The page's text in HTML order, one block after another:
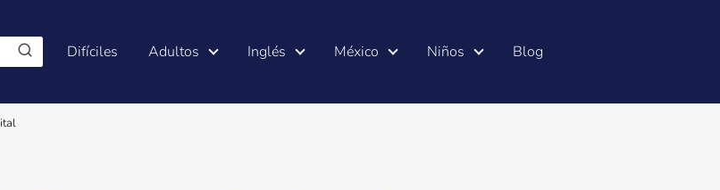
Difíciles Adultos Inglés México Niños Blog